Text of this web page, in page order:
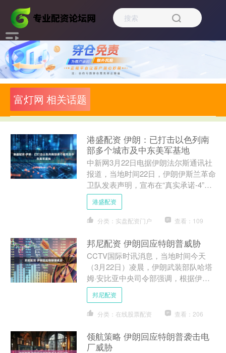
富灯网 相关话题
港盛配资 伊朗：已打击以色列南
部多个城市及中东美军基地
中新网3月22日电据伊朗法尔斯通讯社
报道，当地时间22日，伊朗伊斯兰革命
卫队发表声明，宣布在“真实承诺-4”行
动第73波攻势中，使用多型导弹和无人
机，对多个以色....
港盛配资
分类：实盘配资门户 查看：109
邦尼配资 伊朗回应特朗普威胁
CCTV国际时讯消息，当地时间今天
（3月22日）凌晨，伊朗武装部队哈塔
姆·安比亚中央司令部强调，根据伊朗
此前发出的警告，如果伊朗的燃料与能
源基础设施遭到敌方攻击....
邦尼配资
分类：在线股票配资 查看：206
领航策略 伊朗回应特朗普袭击电
厂威胁